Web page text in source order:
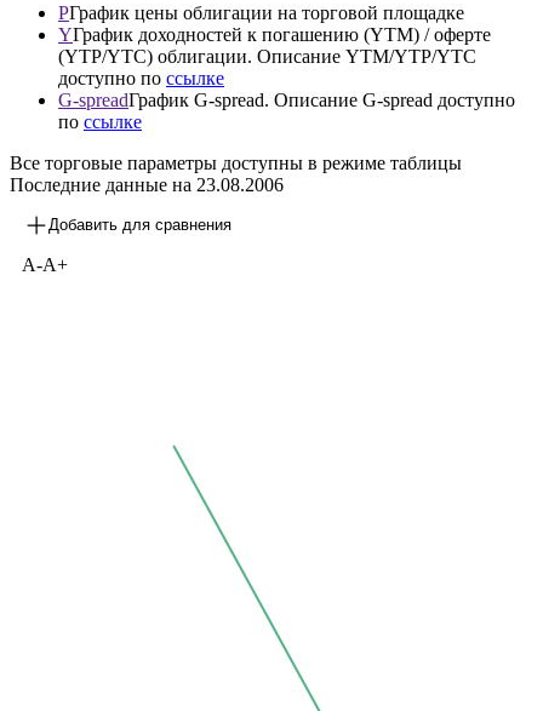
PГрафик цены облигации на торговой площадке
YГрафик доходностей к погашению (YTM) / оферте
(YTP/YTC) облигации. Описание YTM/YTP/YTC
доступно по ссылке
G-spreadГрафик G-spread. Описание G-spread доступно
по ссылке
Все торговые параметры доступны в режиме таблицы
Последние данные на 23.08.2006
Добавить для сравнения